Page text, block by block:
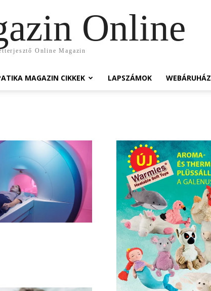
Online
Online Magazin
MAGAZIN CIKKEK LAPSZÁMOK WEBÁRUHÁZ